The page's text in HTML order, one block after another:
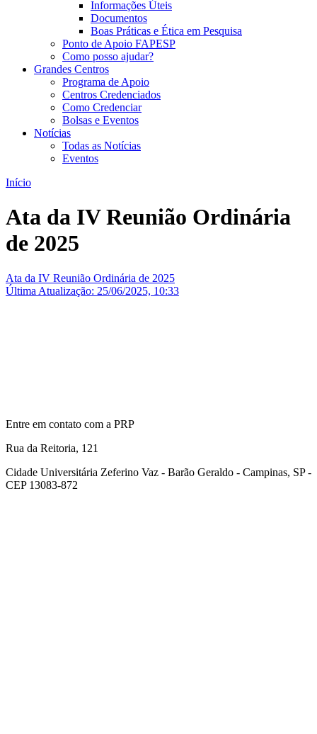
Informações Úteis
Documentos
Boas Práticas e Ética em Pesquisa
Ponto de Apoio FAPESP
Como posso ajudar?
Grandes Centros
Programa de Apoio
Centros Credenciados
Como Credenciar
Bolsas e Eventos
Notícias
Todas as Notícias
Eventos
Início
Ata da IV Reunião Ordinária
de 2025
Ata da IV Reunião Ordinária de 2025
Última Atualização: 25/06/2025, 10:33
Entre em contato com a PRP
Rua da Reitoria, 121
Cidade Universitária Zeferino Vaz - Barão Geraldo - Campinas, SP -
CEP 13083-872